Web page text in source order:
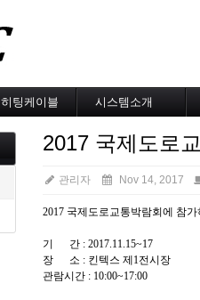
히팅케이블
스노우멜팅
지붕융설
시스템소개
지붕융설시스템
동파방지
산업용히터
2017 국제도로
관리자 Nov 14, 2017
2017 국제도로교통박람회에 참
기 간 : 2017.11.15~17
장 소 : 킨텍스 제1전시장
관람시간 : 10:00~17:00